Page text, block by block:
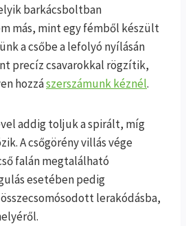
barkácsboltban
más, mint egy fémből készült
a csőbe a lefolyó nyílásán
precíz csavarokkal rögzítik,
hozzászerszámunk kéznél.
addig toljuk a spirált, míg
A csőgörény villás vége
falán megtalálható
esetében pedig
lerakódásba,